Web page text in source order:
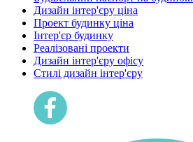
Дизайн інтер'єру ціна
Проект будинку ціна
Інтер'єр будинку
Реалізовані проекти
Дизайн інтер'єру офісу
Cтилі дизайн інтер'єру